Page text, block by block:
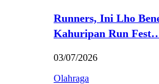
Runners, Ini Lho
Kahuripan Run
03/07/2026
Olahraga